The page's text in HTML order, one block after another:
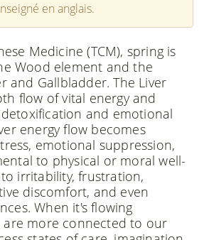
en anglais.
Medicine (TCM), spring is
Wood element and the
and Gallbladder. The Liver
flow of vital energy and
and emotional
energy flow becomes
emotional suppression,
to physical or moral well-
irritability, frustration,
discomfort, and even
When it's flowing
are more connected to our